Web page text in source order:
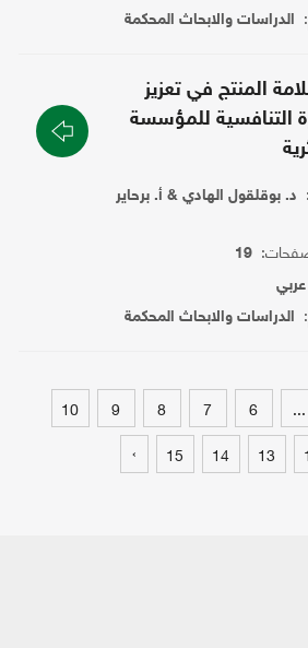
الدراسات والابحاث المحكمة
المنتج في تعزيز
التنافسية للمؤسسة
د. بوقلقول الهادي & أ. برحاير
19
عربي
الدراسات والابحاث المحكمة
...
6
7
8
9
10
13
14
15
›